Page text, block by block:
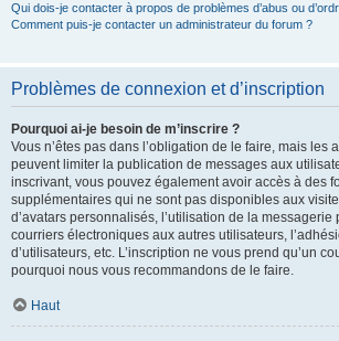
Qui dois-je contacter à propos de problèmes d’abus ou
Comment puis-je contacter un administrateur du forum ?
Problèmes de connexion et d’inscription
Pourquoi ai-je besoin de m’inscrire ?
Vous n’êtes pas dans l’obligation de le faire, mais les
peuvent limiter la publication de messages aux
inscrivant, vous pouvez également avoir accès à des
supplémentaires qui ne sont pas disponibles aux
d’avatars personnalisés, l’utilisation de la messagerie
courriers électroniques aux autres utilisateurs,
d’utilisateurs, etc. L’inscription ne vous prend qu’un
pourquoi nous vous recommandons de le faire.
Haut